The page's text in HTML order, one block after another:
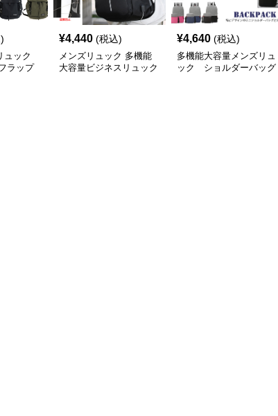
ュック
ラップ
¥4,440 (税込)
メンズリュック 多機能
大容量ビジネスリュック
¥4,640 (税込)
多機能大容量メンズリュ
ック ショルダーバッグ